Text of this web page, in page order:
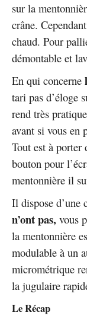
sur la
crâne.
chaud. Pour
démontable et
En qui concerne
tari pas d’éloge
rend très
avant si vous en
Tout est à porter
bouton pour
mentonnière il
Il dispose d’une
n’ont pas, vous
la mentonnière
modulable à un
micrométrique
la jugulaire
Le Récap